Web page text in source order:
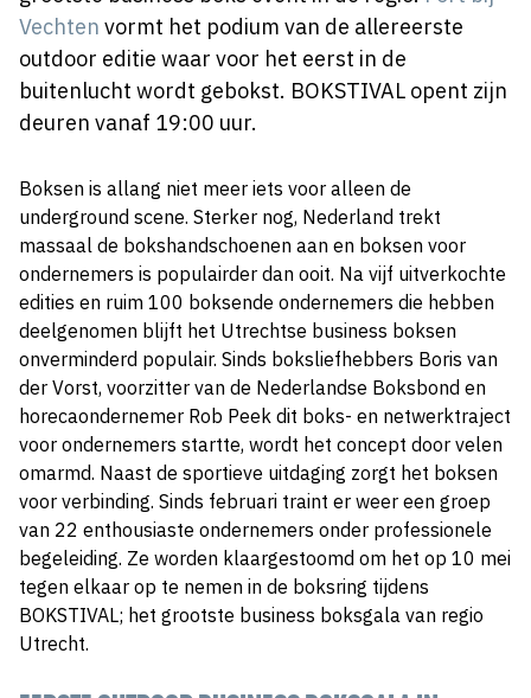
Vechten vormt het podium van de allereerste
outdoor editie waar voor het eerst in de
buitenlucht wordt gebokst. BOKSTIVAL opent zijn
deuren vanaf 19:00 uur.
Boksen is allang niet meer iets voor alleen de
underground scene. Sterker nog, Nederland trekt
massaal de bokshandschoenen aan en boksen voor
ondernemers is populairder dan ooit. Na vijf uitverkochte
edities en ruim 100 boksende ondernemers die hebben
deelgenomen blijft het Utrechtse business boksen
onverminderd populair. Sinds boksliefhebbers Boris van
der Vorst, voorzitter van de Nederlandse Boksbond en
horecaondernemer Rob Peek dit boks- en netwerktraject
voor ondernemers startte, wordt het concept door velen
omarmd. Naast de sportieve uitdaging zorgt het boksen
voor verbinding. Sinds februari traint er weer een groep
van 22 enthousiaste ondernemers onder professionele
begeleiding. Ze worden klaargestoomd om het op 10 mei
tegen elkaar op te nemen in de boksring tijdens
BOKSTIVAL; het grootste business boksgala van regio
Utrecht.